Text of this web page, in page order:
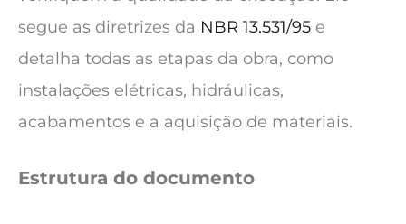
segue as diretrizes da NBR 13.531/95 e
detalha todas as etapas da obra, como
instalações elétricas, hidráulicas,
acabamentos e a aquisição de materiais.
Estrutura do documento